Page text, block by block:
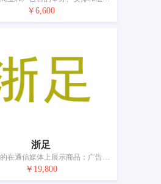
￥6,600
浙足
为零售目的在通信媒体上展示商品；广告；商业管理辅助；特许经营的商业管理；为商品和服务的买卖双方提供在线市场；替他人推销；人事管理咨询；将信息编入计算机数据库；会计；寻找赞助
￥19,800